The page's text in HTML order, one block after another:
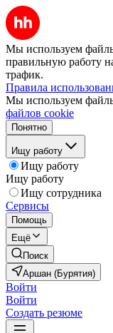
Мы используем
правильную работу
трафик.
Правила
Мы используем
файлов cookie
Понятно
Ищу работу
Ищу работу
Ищу работу
Ищу сотрудника
Сервисы
Помощь
Ещё
Поиск
Аршан (Бурятия)
Войти
Войти
Создать резюме